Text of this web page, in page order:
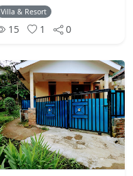
Villa & Resort
15 1 0